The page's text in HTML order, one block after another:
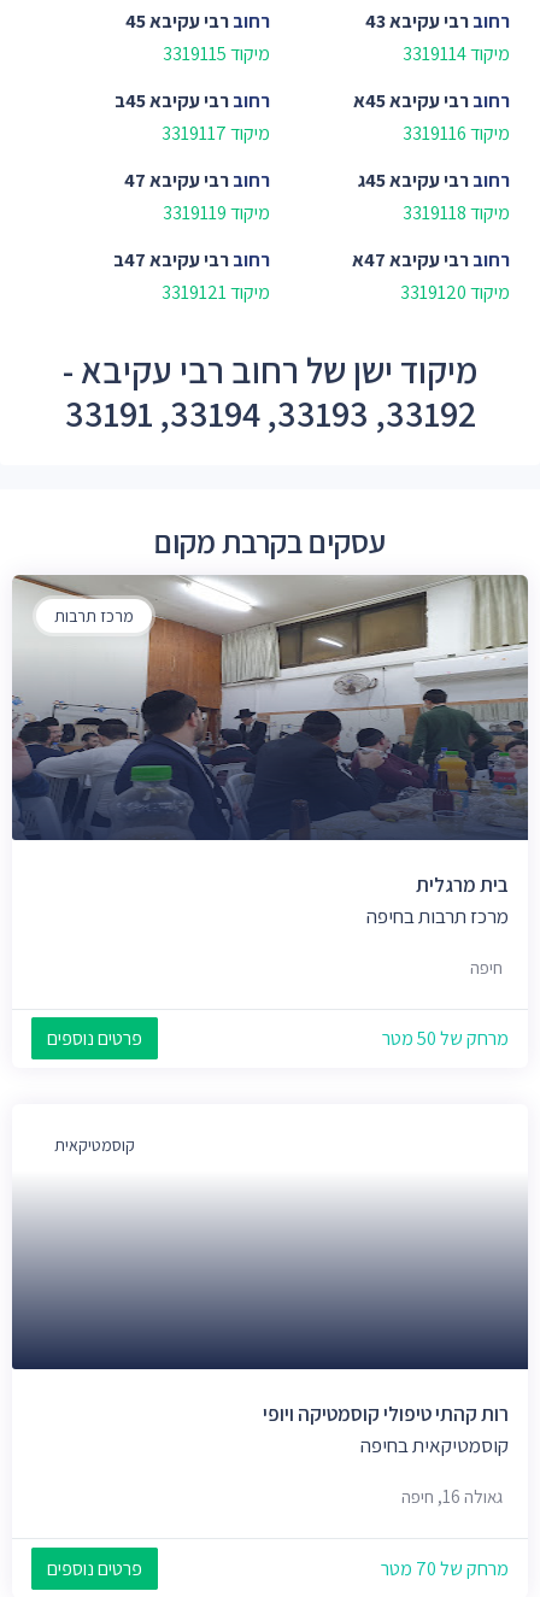
רחוברבי עקיבא 43
מיקוד 3319114
רחוברבי עקיבא 45
מיקוד 3319115
רחוברבי עקיבא 45א
מיקוד 3319116
רחוברבי עקיבא 45ב
מיקוד 3319117
רחוברבי עקיבא 45ג
מיקוד 3319118
רחוברבי עקיבא 47
מיקוד 3319119
רחוברבי עקיבא 47א
מיקוד 3319120
רחוברבי עקיבא 47ב
מיקוד 3319121
מיקוד ישן של רחוב רבי עקיבא -
33192, 33193, 33194, 33191
עסקים בקרבת מקום
מרכז תרבות
בית מרגלית
מרכז תרבות בחיפה
חיפה
מרחק של 50 מטר פרטים נוספים
קוסמטיקאית
רות קהתי טיפולי קוסמטיקה ויופי
קוסמטיקאית בחיפה
גאולה 16, חיפה
מרחק של 70 מטר פרטים נוספים